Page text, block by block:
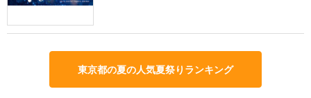
東京都の夏の人気夏祭りランキング